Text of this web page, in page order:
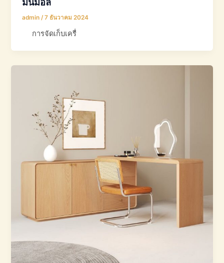
admin /7 ธันวาคม 2024
การจัดเก็บเครื่